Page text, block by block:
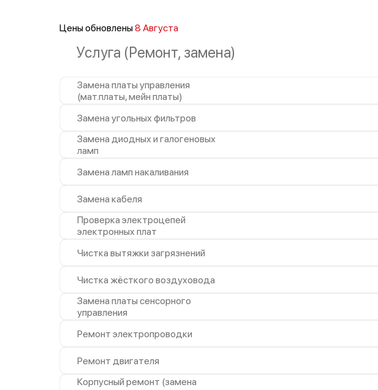
Цены обновлены8 Августа
Услуга (Ремонт, замена)
Замена платы управления
(мат.платы, мейн платы)
Замена угольных фильтров
Замена диодных и галогеновых
ламп
Замена ламп накаливания
Замена кабеля
Проверка электроцепей
электронных плат
Чистка вытяжки загрязнений
Чистка жёсткого воздуховода
Замена платы сенсорного
управления
Ремонт электропроводки
Ремонт двигателя
Корпусный ремонт (замена